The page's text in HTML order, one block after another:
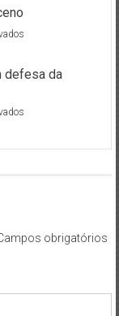
–em
Dom
defesa da
em
Democracia
obrigatórios